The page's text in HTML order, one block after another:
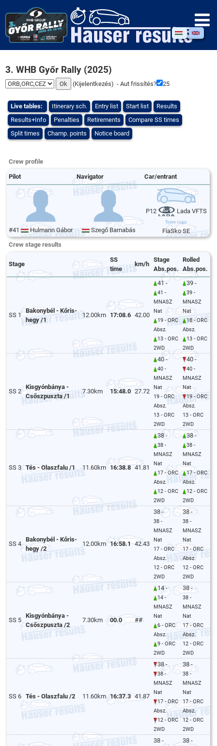
3. WHB Győr Rally (2025)
(Kijelentkezés) - Aut frissítés? 25
Live tables: Itinerary sch. Entry list Start list
Results
Results+Info
Penalties Retirements
Compare SS times
Split times
Champ. points Notice board
Crew profile
Pilot Navigator Car/entrant
#41 Hulmann Gábor Szegő Barnabás
P12 Lada VFTS
FiaSko SE
Crew stage results
Stage
SS
time
km/h
Stage
Abs.pos.
Rolled
Abs.pos.
SS 1
Bakonybél - Kőris-
hegy /1
12.00km 17:08.6 42.00
41 -
41 -
MNASZ
Nat
19 - ORC
Absz.
13 - ORC
2WD
39 -
39 -
MNASZ
Nat
18 - ORC
Absz.
13 - ORC
2WD
SS 2
Kisgyónbánya -
Csőszpuszta /1
7.30km 15:48.0 27.72
40 -
40 -
MNASZ
Nat
19 - ORC
Absz.
13 - ORC
2WD
40 -
40 -
MNASZ
Nat
19 - ORC
Absz.
13 - ORC
2WD
SS 3 Tés - Olaszfalu /1 11.60km 16:38.8 41.81
38 -
38 -
MNASZ
Nat
17 - ORC
Absz.
12 - ORC
2WD
38 -
38 -
MNASZ
Nat
17 - ORC
Absz.
12 - ORC
2WD
SS 4
Bakonybél - Kőris-
hegy /2
12.00km 16:58.1 42.43
38 -
38 -
MNASZ
Nat
17 - ORC
Absz.
12 - ORC
2WD
38 -
38 -
MNASZ
Nat
17 - ORC
Absz.
12 - ORC
2WD
SS 5
Kisgyónbánya -
Csőszpuszta /2
7.30km 00.0 ##
14 -
14 -
MNASZ
Nat
6 - ORC
Absz.
9 - ORC
2WD
38 -
38 -
MNASZ
Nat
17 - ORC
Absz.
12 - ORC
2WD
SS 6 Tés - Olaszfalu /2 11.60km 16:37.3 41.87
38 -
38 -
MNASZ
Nat
17 - ORC
Absz.
12 - ORC
2WD
38 -
38 -
MNASZ
Nat
17 - ORC
Absz.
12 - ORC
2WD
38 - 38 -